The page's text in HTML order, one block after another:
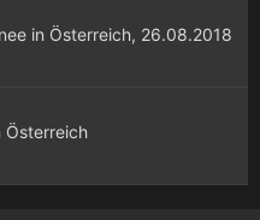
in Österreich, 26.08.2018
Österreich